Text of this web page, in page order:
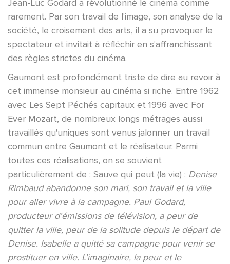
Jean-Luc Godard a révolutionné le cinéma comme
rarement. Par son travail de l'image, son analyse de la
société, le croisement des arts, il a su provoquer le
spectateur et invitait à réfléchir en s'affranchissant
des règles strictes du cinéma.
Gaumont est profondément triste de dire au revoir à
cet immense monsieur au cinéma si riche. Entre 1962
avec Les Sept Péchés capitaux et 1996 avec For
Ever Mozart, de nombreux longs métrages aussi
travaillés qu'uniques sont venus jalonner un travail
commun entre Gaumont et le réalisateur. Parmi
toutes ces réalisations, on se souvient
particulièrement de : Sauve qui peut (la vie) : Denise
Rimbaud abandonne son mari, son travail et la ville
pour aller vivre à la campagne. Paul Godard,
producteur d'émissions de télévision, a peur de
quitter la ville, peur de la solitude depuis le départ de
Denise. Isabelle a quitté sa campagne pour venir se
prostituer en ville. L'imaginaire, la peur et le